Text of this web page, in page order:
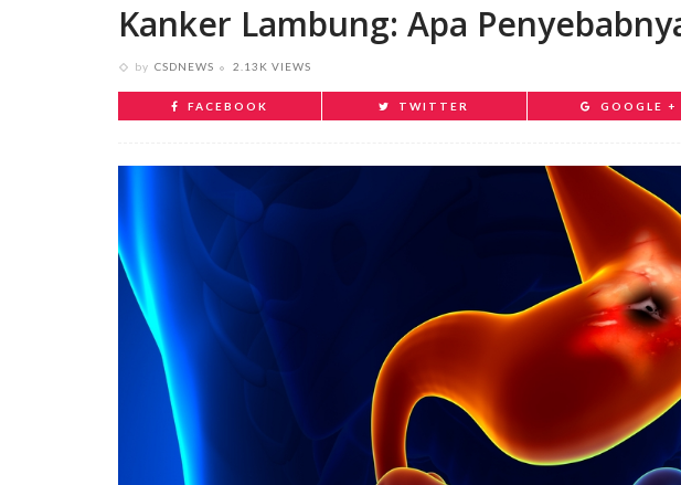
Kanker Lambung: Apa
by CSDNEWS 2.13K VIEWS
FACEBOOK TWITTER GOOGLE +